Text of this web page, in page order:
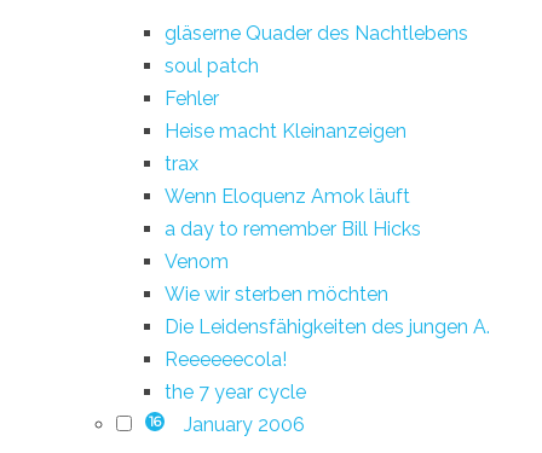
gläserne Quader des Nachtlebens
soul patch
Fehler
Heise macht Kleinanzeigen
trax
Wenn Eloquenz Amok läuft
a day to remember Bill Hicks
Venom
Wie wir sterben möchten
Die Leidensfähigkeiten des jungen A.
Reeeeeecola!
the 7 year cycle
16 January 2006